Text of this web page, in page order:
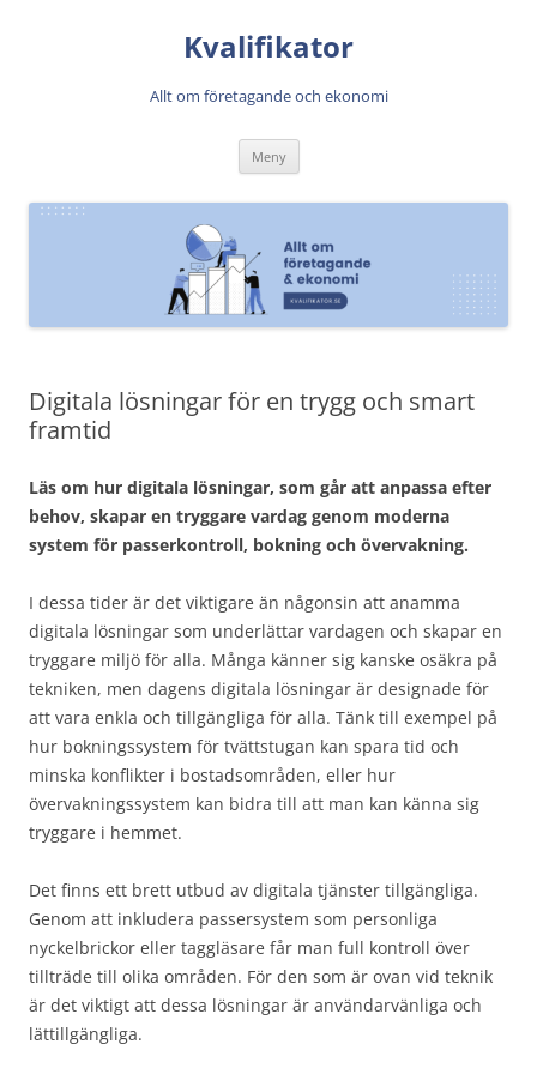
Kvalifikator
Allt om företagande och ekonomi
Meny Hoppa
innehåll
Digitala lösningar för en trygg och smart
framtid
Läs om hur digitala lösningar, som går att anpassa efter
behov, skapar en tryggare vardag genom moderna
system för passerkontroll, bokning och övervakning.
I dessa tider är det viktigare än någonsin att anamma
digitala lösningar som underlättar vardagen och skapar en
tryggare miljö för alla. Många känner sig kanske osäkra på
tekniken, men dagens digitala lösningar är designade för
att vara enkla och tillgängliga för alla. Tänk till exempel på
hur bokningssystem för tvättstugan kan spara tid och
minska konflikter i bostadsområden, eller hur
övervakningssystem kan bidra till att man kan känna sig
tryggare i hemmet.
Det finns ett brett utbud av digitala tjänster tillgängliga.
Genom att inkludera passersystem som personliga
nyckelbrickor eller taggläsare får man full kontroll över
tillträde till olika områden. För den som är ovan vid teknik
är det viktigt att dessa lösningar är användarvänliga och
lättillgängliga.